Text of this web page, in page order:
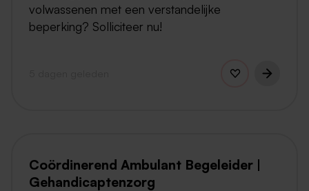
volwassenen met een verstandelijke
beperking? Solliciteer nu!
Coördinerend Ambulant Begeleider |
Gehandicaptenzorg